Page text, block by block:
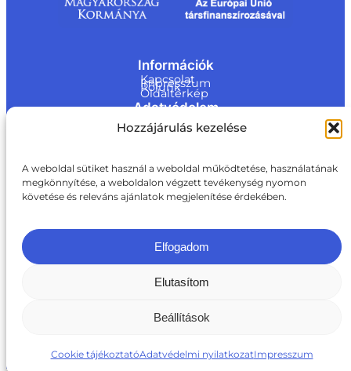
Hozzájárulás kezelése
A weboldal sütiket használ a weboldal működtetése, használatának
megkönnyítése, a weboldalon végzett tevékenység nyomon
követése és releváns ajánlatok megjelenítése érdekében.
Elfogadom
Elutasítom
Beállítások
Cookie tájékoztatóAdatvédelmi nyilatkozatImpresszum
Információk
Kapcsolat
Impresszum
Rólunk
Oldaltérkép
Adatvédelem
Jogi nyilatkozat
Adatvédelmi nyilatkozat
Akadálymentesítési nyilatkozat
ite@a
ki.gov.